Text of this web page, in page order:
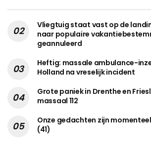
Vliegtuig staat vast op de
naar populaire
geannuleerd
Heftig: massale ambulance-
Holland na vreselijk incident
Grote paniek in Drenthe en
massaal 112
Onze gedachten zijn
(41)